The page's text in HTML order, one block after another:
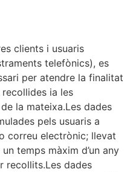
clients i usuaris
telefònics), es
per atendre la finalitat
ia les
la mateixa.Les dades
pels usuaris a
correu electrònic; llevat
temps màxim d’un any
recollits.Les dades